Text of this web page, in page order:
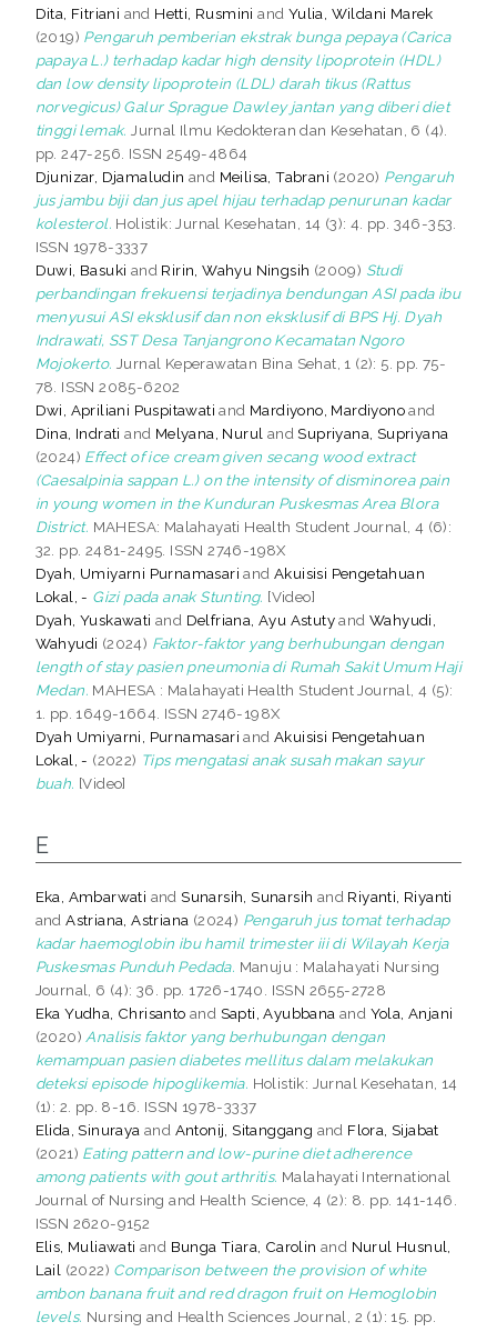
Dita, Fitriani and Hetti, Rusmini and Yulia, Wildani Marek
(2019) Pengaruh pemberian ekstrak bunga pepaya (Carica
papaya L.) terhadap kadar high density lipoprotein (HDL)
dan low density lipoprotein (LDL) darah tikus (Rattus
norvegicus) Galur Sprague Dawley jantan yang diberi diet
tinggi lemak. Jurnal Ilmu Kedokteran dan Kesehatan, 6 (4).
pp. 247-256. ISSN 2549-4864
Djunizar, Djamaludin and Meilisa, Tabrani (2020) Pengaruh
jus jambu biji dan jus apel hijau terhadap penurunan kadar
kolesterol. Holistik: Jurnal Kesehatan, 14 (3): 4. pp. 346-353.
ISSN 1978-3337
Duwi, Basuki and Ririn, Wahyu Ningsih (2009) Studi
perbandingan frekuensi terjadinya bendungan ASI pada ibu
menyusui ASI eksklusif dan non eksklusif di BPS Hj. Dyah
Indrawati, SST Desa Tanjangrono Kecamatan Ngoro
Mojokerto. Jurnal Keperawatan Bina Sehat, 1 (2): 5. pp. 75-
78. ISSN 2085-6202
Dwi, Apriliani Puspitawati and Mardiyono, Mardiyonoand
Dina, Indrati and Melyana, Nurul andSupriyana, Supriyana
(2024) Effect of ice cream given secang wood extract
(Caesalpinia sappan L.) on the intensity of disminorea pain
in young women in the Kunduran Puskesmas Area Blora
District. MAHESA: Malahayati Health Student Journal, 4 (6):
32. pp. 2481-2495. ISSN 2746-198X
Dyah, Umiyarni Purnamasari andAkuisisi Pengetahuan
Lokal, - Gizi pada anak Stunting. [Video]
Dyah, Yuskawati and Delfriana, Ayu AstutyandWahyudi,
Wahyudi (2024) Faktor-faktor yang berhubungan dengan
length of stay pasien pneumonia di Rumah Sakit Umum Haji
Medan. MAHESA : Malahayati Health Student Journal, 4 (5):
1. pp. 1649-1664. ISSN 2746-198X
Dyah Umiyarni, Purnamasari andAkuisisi Pengetahuan
Lokal, - (2022) Tips mengatasi anak susah makan sayur
buah. [Video]
E
Eka, Ambarwati andSunarsih, Sunarsih and Riyanti, Riyanti
andAstriana, Astriana (2024) Pengaruh jus tomat terhadap
kadar haemoglobin ibu hamil trimester iii di Wilayah Kerja
Puskesmas Punduh Pedada. Manuju : Malahayati Nursing
Journal, 6 (4): 36. pp. 1726-1740. ISSN 2655-2728
Eka Yudha, Chrisanto and Sapti, Ayubbana and Yola, Anjani
(2020) Analisis faktor yang berhubungan dengan
kemampuan pasien diabetes mellitus dalam melakukan
deteksi episode hipoglikemia. Holistik: Jurnal Kesehatan, 14
(1): 2. pp. 8-16. ISSN 1978-3337
Elida, Sinuraya and Antonij, Sitanggang and Flora, Sijabat
(2021) Eating pattern and low-purine diet adherence
among patients with gout arthritis. Malahayati International
Journal of Nursing and Health Science, 4 (2): 8. pp. 141-146.
ISSN 2620-9152
Elis, Muliawati and Bunga Tiara, Carolin and Nurul Husnul,
Lail (2022) Comparison between the provision of white
ambon banana fruit and red dragon fruit on Hemoglobin
levels. Nursing and Health Sciences Journal, 2 (1): 15. pp.